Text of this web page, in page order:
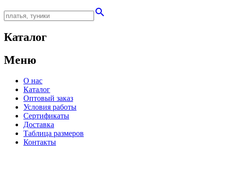
search
Каталог
Меню
О нас
Каталог
Оптовый заказ
Условия работы
Сертификаты
Доставка
Таблица размеров
Контакты